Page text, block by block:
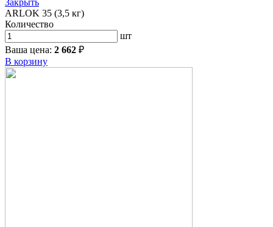
Закрыть
ARLOK 35 (3,5 кг)
Количество
шт
Ваша цена: 2 662 ₽
В корзину